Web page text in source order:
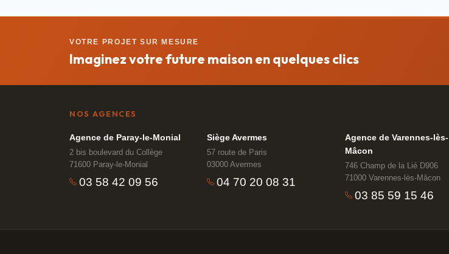
VOTRE PROJET SUR MESURE
Imaginez votre future maison en quelques clics
NOS AGENCES
Agence de Paray-le-Monial
2 bis boulevard du Collège
71600 Paray-le-Monial
03 58 42 09 56
Siège Avermes
57 route de Paris
03000 Avermes
04 70 20 08 31
Agence de Varennes-lès-
Mâcon
746 Champ de la Lié D906
71000 Varennes-lès-Mâcon
03 85 59 15 46